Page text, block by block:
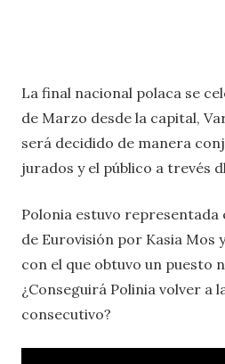
La final nacional polaca se
de Marzo desde la capital,
será decidido de manera
jurados y el público a trevés
Polonia estuvo representada
de Eurovisión por Kasia Mos
con el que obtuvo un puesto
¿Conseguirá Polinia volver a
consecutivo?